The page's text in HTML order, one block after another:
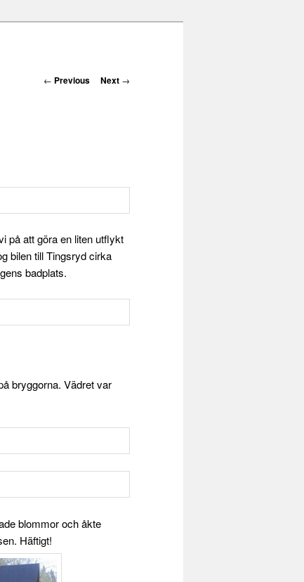
Post navigation
← Previous Next →
på att göra en liten utflykt
bilen till Tingsryd cirka
badplats.
bryggorna. Vädret var
blommor och åkte
Häftigt!